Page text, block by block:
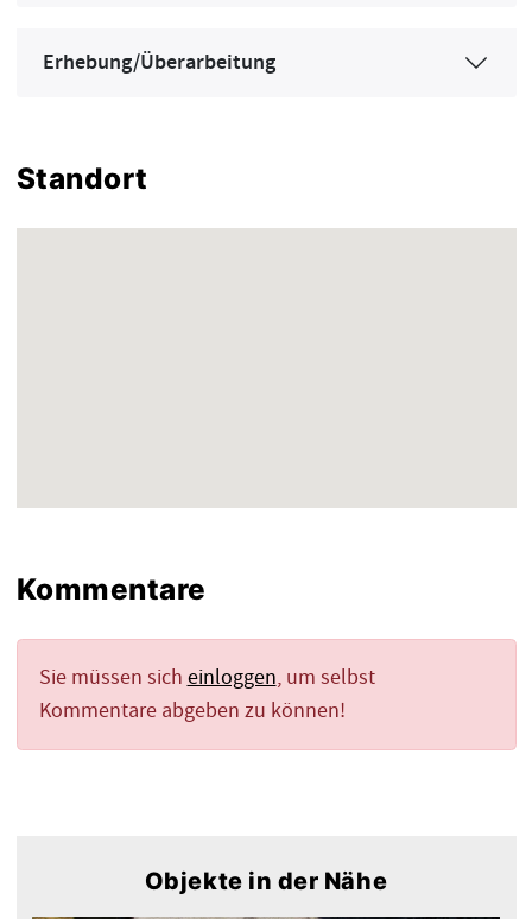
Erhebung/Überarbeitung
Standort
Kommentare
Sie müssen sich einloggen, um selbst
Kommentare abgeben zu können!
Objekte in der Nähe